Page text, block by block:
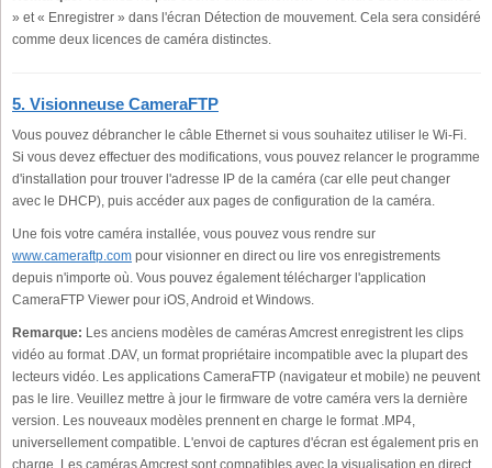
» et « Enregistrer » dans l'écran Détection de mouvement. Cela sera considéré
comme deux licences de caméra distinctes.
5. Visionneuse CameraFTP
Vous pouvez débrancher le câble Ethernet si vous souhaitez utiliser le Wi-Fi.
Si vous devez effectuer des modifications, vous pouvez relancer le programme
d'installation pour trouver l'adresse IP de la caméra (car elle peut changer
avec le DHCP), puis accéder aux pages de configuration de la caméra.
Une fois votre caméra installée, vous pouvez vous rendre sur
www.cameraftp.com pour visionner en direct ou lire vos enregistrements
depuis n'importe où. Vous pouvez également télécharger l'application
CameraFTP Viewer pour iOS, Android et Windows.
Remarque: Les anciens modèles de caméras Amcrest enregistrent les clips
vidéo au format .DAV, un format propriétaire incompatible avec la plupart des
lecteurs vidéo. Les applications CameraFTP (navigateur et mobile) ne peuvent
pas le lire. Veuillez mettre à jour le firmware de votre caméra vers la dernière
version. Les nouveaux modèles prennent en charge le format .MP4,
universellement compatible. L'envoi de captures d'écran est également pris en
charge. Les caméras Amcrest sont compatibles avec la visualisation en direct,